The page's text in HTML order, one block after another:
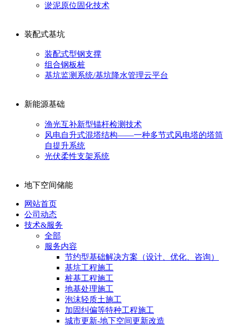
淤泥原位固化技术
装配式基坑
装配式型钢支撑
组合钢板桩
基坑监测系统/基坑降水管理云平台
新能源基础
渔光互补新型锚杆检测技术
风电自升式混塔结构——一种多节式风电塔的塔筒
自提升系统
光伏柔性支架系统
地下空间储能
网站首页
公司动态
技术&服务
全部
服务内容
节约型基础解决方案（设计、优化、咨询）
基坑工程施工
桩基工程施工
地基处理施工
泡沫轻质土施工
加固纠偏等特种工程施工
城市更新-地下空间更新改造